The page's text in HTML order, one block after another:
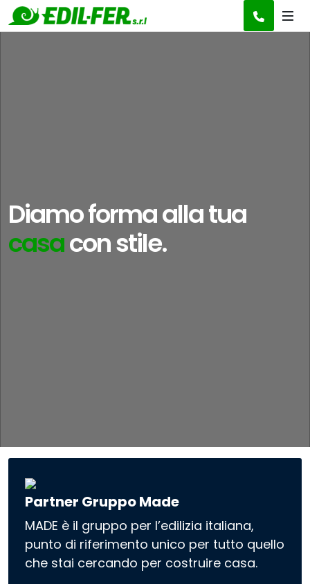
Diamo forma alla tua
con stile.
Partner Gruppo Made
MADE è il gruppo per l’edilizia italiana,
punto di riferimento unico per tutto quello
che stai cercando per costruire casa.